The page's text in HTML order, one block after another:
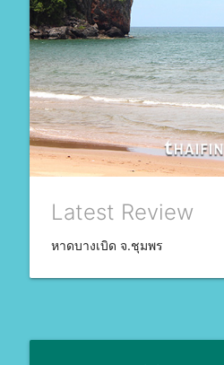
Latest Review
หาดบางเบิด จ.ชุมพร